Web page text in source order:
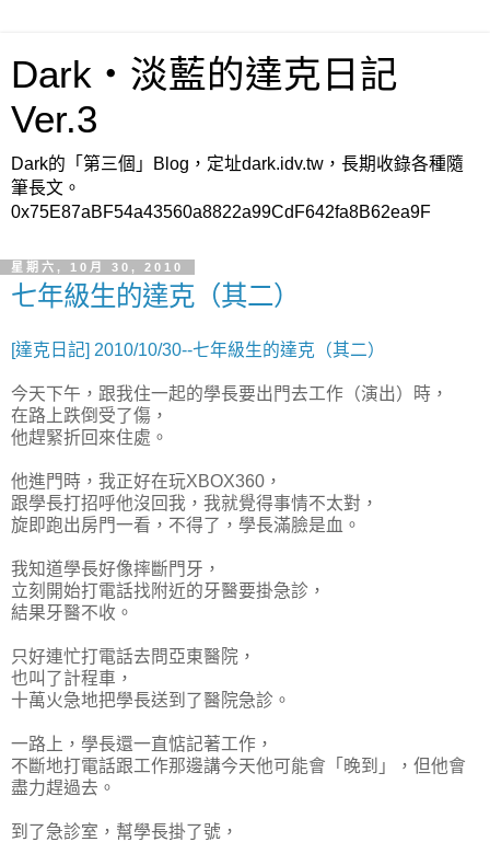
Dark‧淡藍的達克日記
Ver.3
Dark的「第三個」Blog，定址dark.idv.tw，長期收錄各種隨
筆長文。
0x75E87aBF54a43560a8822a99CdF642fa8B62ea9F
星期六, 10月 30, 2010
七年級生的達克（其二）
[達克日記] 2010/10/30--七年級生的達克（其二）
今天下午，跟我住一起的學長要出門去工作（演出）時，
在路上跌倒受了傷，
他趕緊折回來住處。
他進門時，我正好在玩XBOX360，
跟學長打招呼他沒回我，我就覺得事情不太對，
旋即跑出房門一看，不得了，學長滿臉是血。
我知道學長好像摔斷門牙，
立刻開始打電話找附近的牙醫要掛急診，
結果牙醫不收。
只好連忙打電話去問亞東醫院，
也叫了計程車，
十萬火急地把學長送到了醫院急診。
一路上，學長還一直惦記著工作，
不斷地打電話跟工作那邊講今天他可能會「晚到」，但他會
盡力趕過去。
到了急診室，幫學長掛了號，